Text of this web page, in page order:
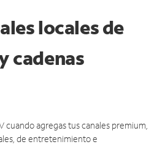
locales de
cadenas
cuando agregas tus canales premium,
de entretenimiento e